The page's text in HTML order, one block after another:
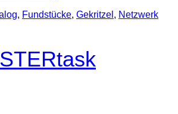
, Fundstücke, Gekritzel , Netzwerk